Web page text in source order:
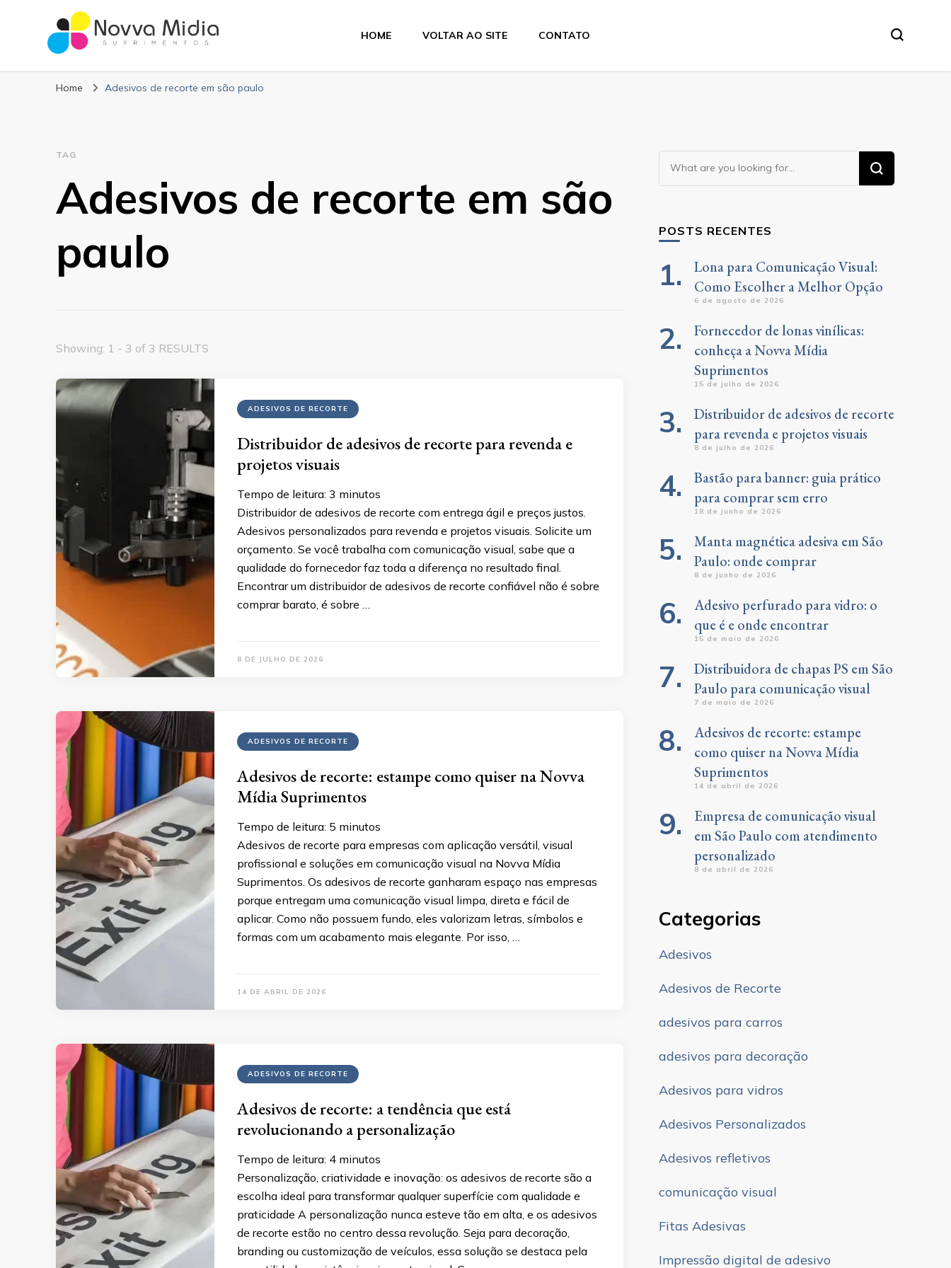
Blog Novva Midia Suprimentos
HOME VOLTAR AO SITE CONTATO
Home Adesivos de recorte em são paulo
TAG
Adesivos de recorte em são
paulo
Showing: 1 - 3 of 3 RESULTS
ADESIVOS DE RECORTE
Distribuidor de adesivos de recorte para revenda e
projetos visuais
Tempo de leitura: 3 minutos
Distribuidor de adesivos de recorte com entrega ágil e preços justos.
Adesivos personalizados para revenda e projetos visuais. Solicite um
orçamento. Se você trabalha com comunicação visual, sabe que a
qualidade do fornecedor faz toda a diferença no resultado final.
Encontrar um distribuidor de adesivos de recorte confiável não é sobre
comprar barato, é sobre …
8 DE JULHO DE 2026
ADESIVOS DE RECORTE
Adesivos de recorte: estampe como quiser na Novva
Mídia Suprimentos
Tempo de leitura: 5 minutos
Adesivos de recorte para empresas com aplicação versátil, visual
profissional e soluções em comunicação visual na Novva Mídia
Suprimentos. Os adesivos de recorte ganharam espaço nas empresas
porque entregam uma comunicação visual limpa, direta e fácil de
aplicar. Como não possuem fundo, eles valorizam letras, símbolos e
formas com um acabamento mais elegante. Por isso, …
14 DE ABRIL DE 2026
ADESIVOS DE RECORTE
Adesivos de recorte: a tendência que está
revolucionando a personalização
Tempo de leitura: 4 minutos
Personalização, criatividade e inovação: os adesivos de recorte são a
escolha ideal para transformar qualquer superfície com qualidade e
praticidade A personalização nunca esteve tão em alta, e os adesivos
de recorte estão no centro dessa revolução. Seja para decoração,
branding ou customização de veículos, essa solução se destaca pela
Looking
for
POSTS RECENTES
Lona para Comunicação Visual:
Como Escolher a Melhor Opção
6 de agosto de 2026
Fornecedor de lonas vinílicas:
conheça a Novva Mídia
Suprimentos
15 de julho de 2026
Distribuidor de adesivos de recorte
para revenda e projetos visuais
8 de julho de 2026
Bastão para banner: guia prático
para comprar sem erro
18 de junho de 2026
Manta magnética adesiva em São
Paulo: onde comprar
8 de junho de 2026
Adesivo perfurado para vidro: o
que é e onde encontrar
15 de maio de 2026
Distribuidora de chapas PS em São
Paulo para comunicação visual
7 de maio de 2026
Adesivos de recorte: estampe
como quiser na Novva Mídia
Suprimentos
14 de abril de 2026
Empresa de comunicação visual
em São Paulo com atendimento
personalizado
8 de abril de 2026
Categorias
Adesivos
Adesivos de Recorte
adesivos para carros
adesivos para decoração
Adesivos para vidros
Adesivos Personalizados
Adesivos refletivos
comunicação visual
Fitas Adesivas
Impressão digital de adesivo